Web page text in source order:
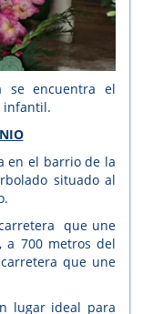
se encuentra el
infantil.
en el barrio de la
situado al
que une
a 700 metros del
que une
lugar ideal para